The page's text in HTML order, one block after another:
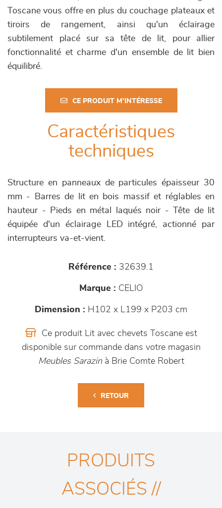
Toscane vous offre en plus du couchage plateaux et
tiroirs de rangement, ainsi qu'un éclairage
subtilement placé sur sa tête de lit, pour allier
fonctionnalité et charme d'un ensemble de lit bien
équilibré.
CE PRODUIT M'INTÉRESSE
Caractéristiques
techniques
Structure en panneaux de particules épaisseur 30
mm - Barres de lit en bois massif et réglables en
hauteur - Pieds en métal laqués noir - Tête de lit
équipée d'un éclairage LED intégré, actionné par
interrupteurs va-et-vient.
Référence : 32639.1
Marque : CELIO
Dimension : H102 x L199 x P203 cm
Ce produit Lit avec chevets Toscane est
disponible sur commande dans votre magasin
Meubles Sarazinà Brie Comte Robert
RETOUR
PRODUITS
ASSOCIÉS //